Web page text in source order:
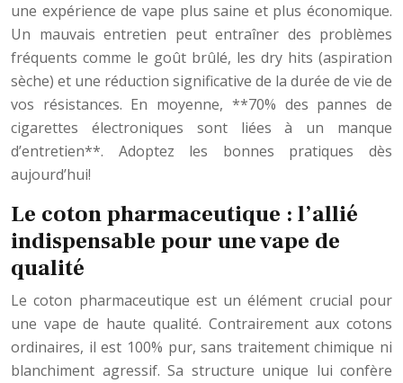
une expérience de vape plus saine et plus économique.
Un mauvais entretien peut entraîner des problèmes
fréquents comme le goût brûlé, les dry hits (aspiration
sèche) et une réduction significative de la durée de vie de
vos résistances. En moyenne, **70% des pannes de
cigarettes électroniques sont liées à un manque
d’entretien**. Adoptez les bonnes pratiques dès
aujourd’hui!
Le coton pharmaceutique : l’allié
indispensable pour une vape de
qualité
Le coton pharmaceutique est un élément crucial pour
une vape de haute qualité. Contrairement aux cotons
ordinaires, il est 100% pur, sans traitement chimique ni
blanchiment agressif. Sa structure unique lui confère